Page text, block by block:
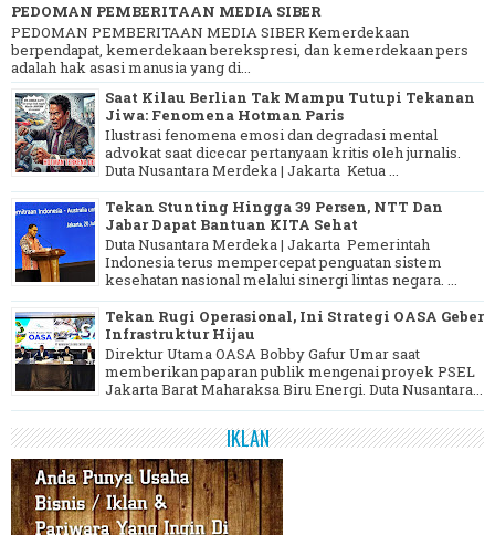
PEDOMAN PEMBERITAAN MEDIA SIBER
PEDOMAN PEMBERITAAN MEDIA SIBER Kemerdekaan
berpendapat, kemerdekaan berekspresi, dan kemerdekaan pers
adalah hak asasi manusia yang di...
Saat Kilau Berlian Tak Mampu Tutupi Tekanan
Jiwa: Fenomena Hotman Paris
Ilustrasi fenomena emosi dan degradasi mental
advokat saat dicecar pertanyaan kritis oleh jurnalis.
Duta Nusantara Merdeka | Jakarta Ketua ...
Tekan Stunting Hingga 39 Persen, NTT Dan
Jabar Dapat Bantuan KITA Sehat
Duta Nusantara Merdeka | Jakarta Pemerintah
Indonesia terus mempercepat penguatan sistem
kesehatan nasional melalui sinergi lintas negara. ...
Tekan Rugi Operasional, Ini Strategi OASA Geber
Infrastruktur Hijau
Direktur Utama OASA Bobby Gafur Umar saat
memberikan paparan publik mengenai proyek PSEL
Jakarta Barat Maharaksa Biru Energi. Duta Nusantara...
IKLAN